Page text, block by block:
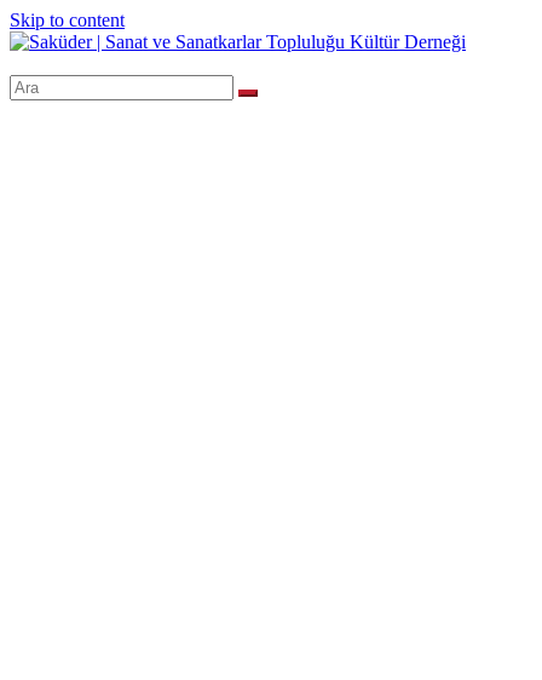
Skip to content